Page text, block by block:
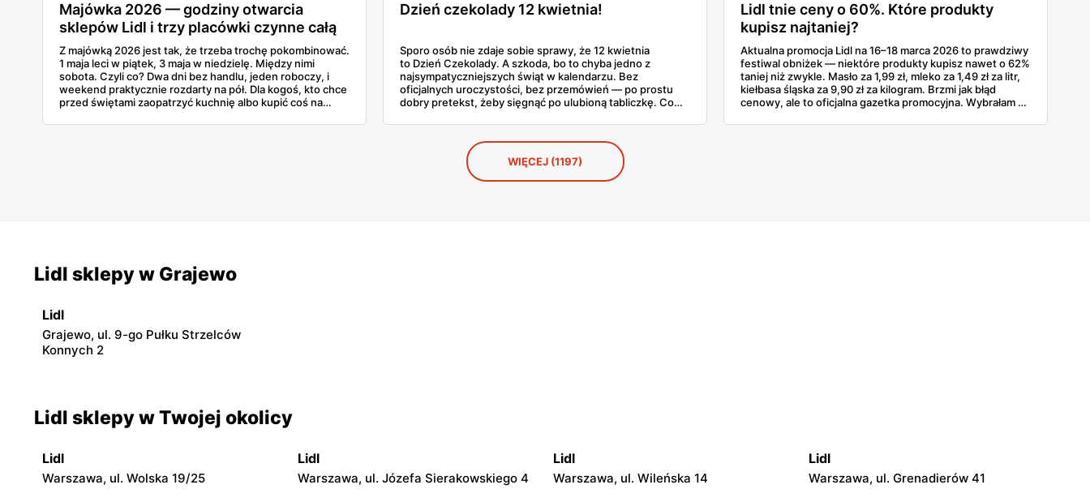
Majówka 2026 — godziny otwarcia
sklepów Lidl i trzy placówki czynne całą
dobę
Z majówką 2026 jest tak, że trzeba trochę pokombinować.
1 maja leci w piątek, 3 maja w niedzielę. Między nimi
sobota. Czyli co? Dwa dni bez handlu, jeden roboczy, i
weekend praktycznie rozdarty na pół. Dla kogoś, kto chce
przed świętami zaopatrzyć kuchnię albo kupić coś na
harmonogram puścił w świat, więc można to sobie
Dzień czekolady 12 kwietnia!
Sporo osób nie zdaje sobie sprawy, że 12 kwietnia
to Dzień Czekolady. A szkoda, bo to chyba jedno z
najsympatyczniejszych świąt w kalendarzu. Bez
oficjalnych uroczystości, bez przemówień — po prostu
dobry pretekst, żeby sięgnąć po ulubioną tabliczkę. Co
i szuka czegoś ciekawszego niż standardowa czekolada z
kiosku. No i trudno się dziwić.
Lidl tnie ceny o 60%. Które produkty
kupisz najtaniej?
Aktualna promocja Lidl na 16–18 marca 2026 to prawdziwy
festiwal obniżek — niektóre produkty kupisz nawet o 62%
taniej niż zwykle. Masło za 1,99 zł, mleko za 1,49 zł za litr,
kiełbasa śląska za 9,90 zł za kilogram. Brzmi jak błąd
cenowy, ale to oficjalna gazetka promocyjna. Wybrałam z
właśnie na nie warto polować — szczególnie teraz, trzy
WIĘCEJ (1197)
Lidl sklepy w Grajewo
Lidl
Grajewo, ul. 9-go Pułku Strzelców
Konnych 2
Lidl sklepy w Twojej okolicy
Lidl
Warszawa, ul. Wolska 19/25
Lidl
Warszawa, ul. Józefa Sierakowskiego 4
Lidl
Warszawa, ul. Wileńska 14
Lidl
Warszawa, ul. Grenadierów 41